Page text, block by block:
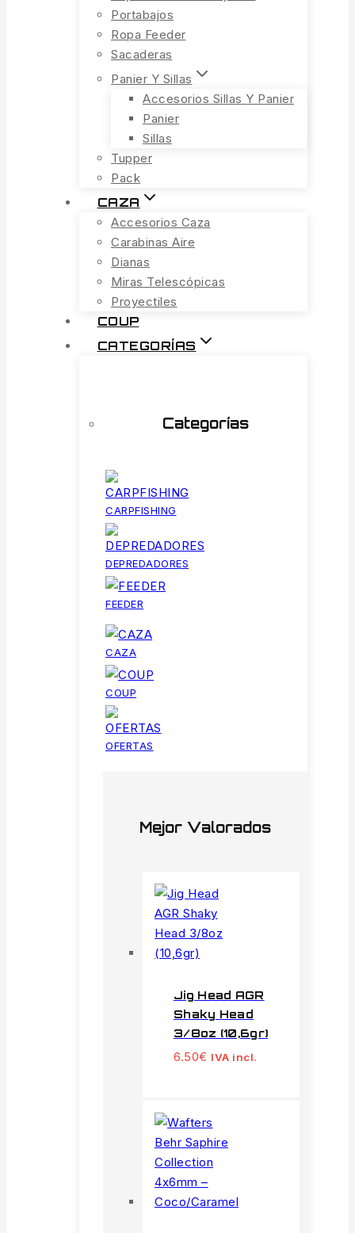
Portabajos
Ropa Feeder
Sacaderas
Panier Y Sillas
Accesorios Sillas Y Panier
Panier
Sillas
Tupper
Pack
CAZA
Accesorios Caza
Carabinas Aire
Dianas
Miras Telescópicas
Proyectiles
COUP
CATEGORÍAS
Categorías
CARPFISHING
DEPREDADORES
FEEDER
CAZA
COUP
OFERTAS
Mejor Valorados
Jig Head AGR
Shaky Head
3/8oz (10,6gr)
6.50€ IVA incl.